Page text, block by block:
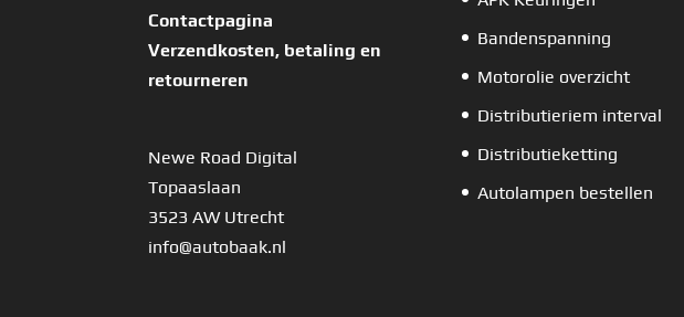
Contactpagina
Verzendkosten, betaling en
retourneren
Newe Road Digital
Topaaslaan
3523 AW Utrecht
info@autobaak.nl
Bandenspanning
Motorolie overzicht
Distributieriem interval
Distributieketting
Autolampen bestellen